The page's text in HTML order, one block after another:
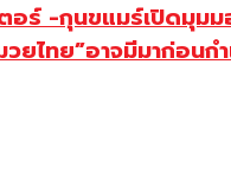
อร์ -กุนขแมร์เปิดมุม
วยไทย”อาจมีมาก่อนก